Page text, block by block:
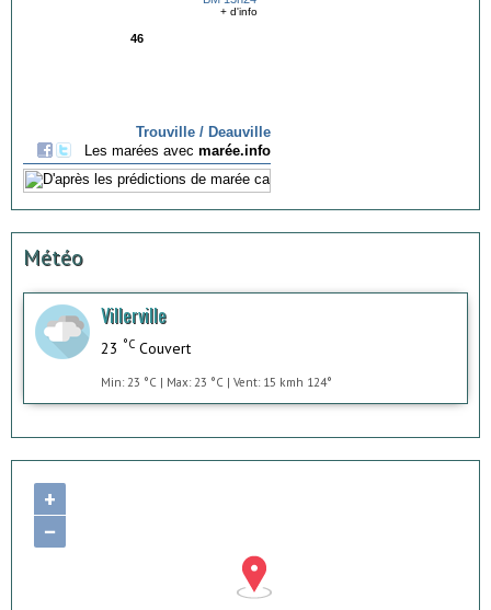
Météo
Villerville
23 °C Couvert
Min: 23 °C | Max: 23 °C | Vent: 15 kmh 124°
+
−